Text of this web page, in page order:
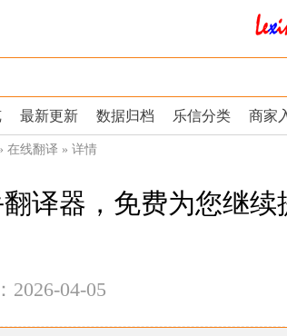
最新更新 数据归档 乐信分类 商家
在线翻译 » 详情
译器，免费为您继续
2026-04-05